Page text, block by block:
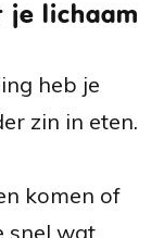
je lichaam
heb je
zin in eten.
komen of
snel wat